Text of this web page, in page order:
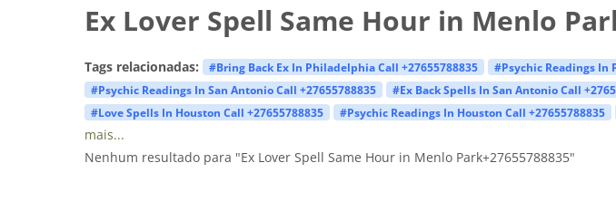
Ex Lover Spell Same Hour in Menlo
Tags relacionadas: #Bring Back Ex In Philadelphia Call +27655788835 #Psychic Readings In
#Psychic Readings In San Antonio Call +27655788835
#Ex Back Spells In San Antonio Call
#Love Spells In Houston Call +27655788835
#Psychic Readings In Houston Call +27655788835
mais...
Nenhum resultado para "Ex Lover Spell Same Hour in Menlo Park+27655788835"